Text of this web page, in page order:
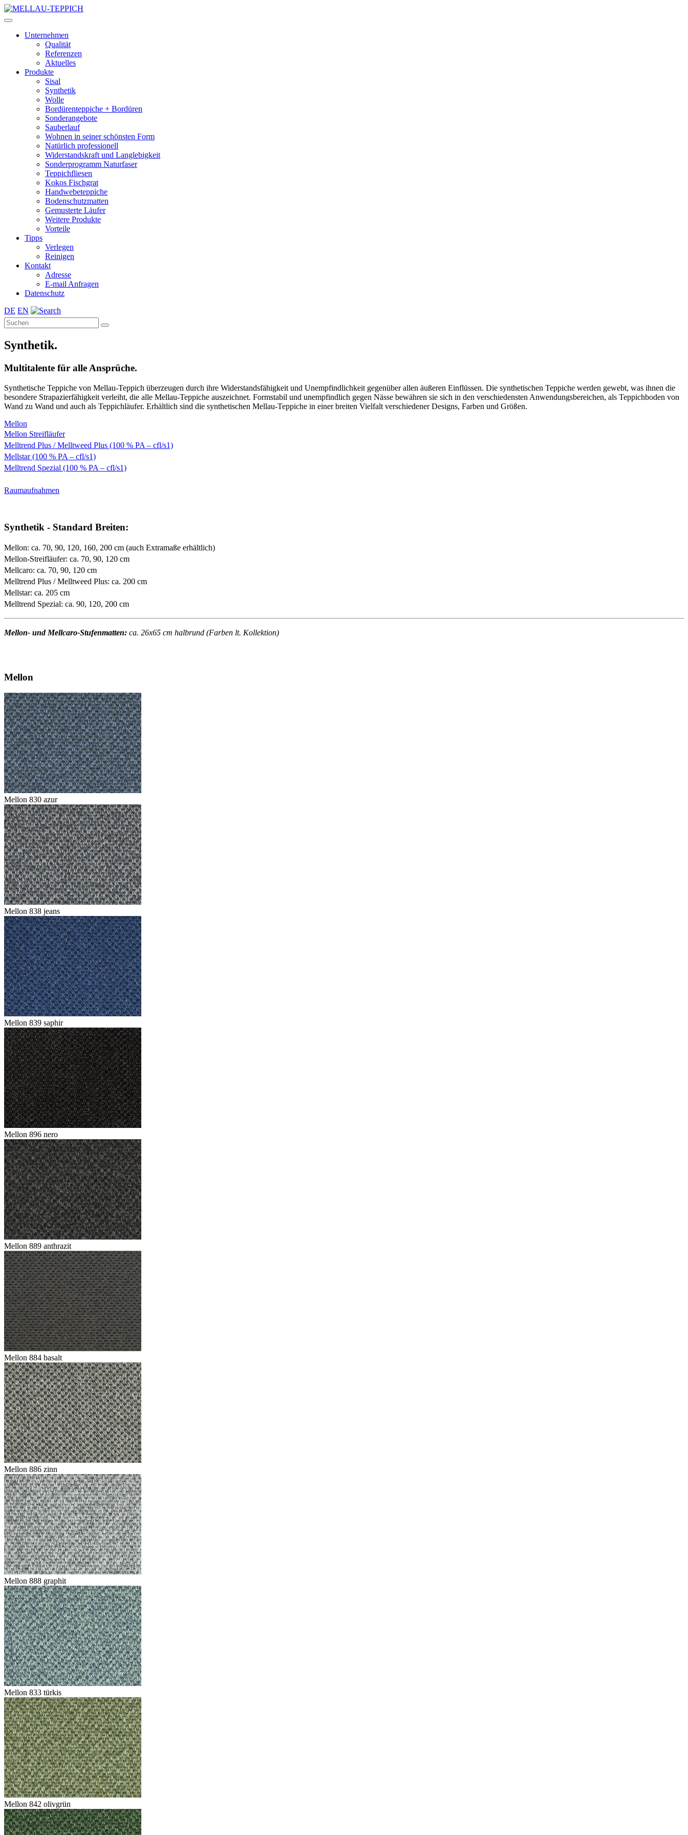
Unternehmen
Qualität
Referenzen
Aktuelles
Produkte
Sisal
Synthetik
Wolle
Bordürenteppiche + Bordüren
Sonderangebote
Sauberlauf
Wohnen in seiner schönsten Form
Natürlich professionell
Widerstandskraft und Langlebigkeit
Sonderprogramm Naturfaser
Teppichfliesen
Kokos Fischgrat
Handwebeteppiche
Bodenschutzmatten
Gemusterte Läufer
Weitere Produkte
Vorteile
Tipps
Verlegen
Reinigen
Kontakt
Adresse
E-mail Anfragen
Datenschutz
DE EN
Synthetik.
Multitalente für alle Ansprüche.
Synthetische Teppiche von Mellau-Teppich überzeugen durch ihre Widerstandsfähigkeit und Unempfindlichkeit gegenüber allen äußeren Einflüssen. Die synthetischen Teppiche werden gewebt, was ihnen die
besondere Strapazierfähigkeit verleiht, die alle Mellau-Teppiche auszeichnet. Formstabil und unempfindlich gegen Nässe bewähren sie sich in den verschiedensten Anwendungsbereichen, als Teppichboden von
Wand zu Wand und auch als Teppichläufer. Erhältlich sind die synthetischen Mellau-Teppiche in einer breiten Vielfalt verschiedener Designs, Farben und Größen.
Mellon
Mellon Streifläufer
Melltrend Plus / Melltweed Plus (100 % PA – cfl/s1)
Mellstar (100 % PA – cfl/s1)
Melltrend Spezial (100 % PA – cfl/s1)
Raumaufnahmen
Synthetik - Standard Breiten:
Mellon: ca. 70, 90, 120, 160, 200 cm (auch Extramaße erhältlich)
Mellon-Streifläufer: ca. 70, 90, 120 cm
Mellcaro: ca. 70, 90, 120 cm
Melltrend Plus / Melltweed Plus: ca. 200 cm
Mellstar: ca. 205 cm
Melltrend Spezial: ca. 90, 120, 200 cm
Mellon- und Mellcaro-Stufenmatten: ca. 26x65 cm halbrund (Farben lt. Kollektion)
Mellon
Mellon 830 azur
Mellon 838 jeans
Mellon 839 saphir
Mellon 896 nero
Mellon 889 anthrazit
Mellon 884 basalt
Mellon 886 zinn
Mellon 888 graphit
Mellon 833 türkis
Mellon 842 olivgrün